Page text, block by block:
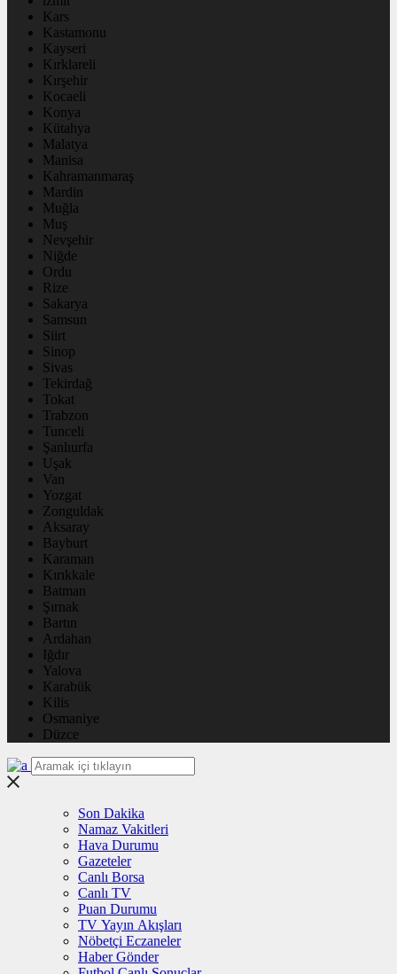
Kars
Kastamonu
Kayseri
Kırklareli
Kırşehir
Kocaeli
Konya
Kütahya
Malatya
Manisa
Kahramanmaraş
Mardin
Muğla
Muş
Nevşehir
Niğde
Ordu
Rize
Sakarya
Samsun
Siirt
Sinop
Sivas
Tekirdağ
Tokat
Trabzon
Tunceli
Şanlıurfa
Uşak
Van
Yozgat
Zonguldak
Aksaray
Bayburt
Karaman
Kırıkkale
Batman
Şırnak
Bartın
Ardahan
Iğdır
Yalova
Karabük
Kilis
Osmaniye
Düzce
Son Dakika
Namaz Vakitleri
Hava Durumu
Gazeteler
Canlı Borsa
Canlı TV
Puan Durumu
TV Yayın Akışları
Nöbetçi Eczaneler
Haber Gönder